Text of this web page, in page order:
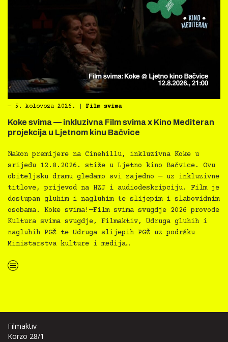
― 5. kolovoza 2026. Film svima
Koke svima — inkluzivna Film svima x Kino Mediteran
projekcija u Ljetnom kinu Bačvice
Nakon premijere na Cinehillu, inkluzivna Koke u
srijedu 12.8.2026. stiže u Ljetno kino Bačvice. Ovu
obiteljsku dramu gledamo svi zajedno — uz inkluzivne
titlove, prijevod na HZJ i audiodeskripciju. Film je
dostupan gluhim i nagluhim te slijepim i slabovidnim
osobama. Koke svima!—Film svima svugdje 2026 provode
Kultura svima svugdje, Filmaktiv, Udruga gluhih i
nagluhih PGŽ te Udruga slijepih PGŽ uz podršku
Ministarstva kulture i medija…
“Koke svima — inkluzivna Film svima x Kino Mediteran projekcija u Ljetnom kinu Bačvice”
Filmaktiv
Korzo 28/1